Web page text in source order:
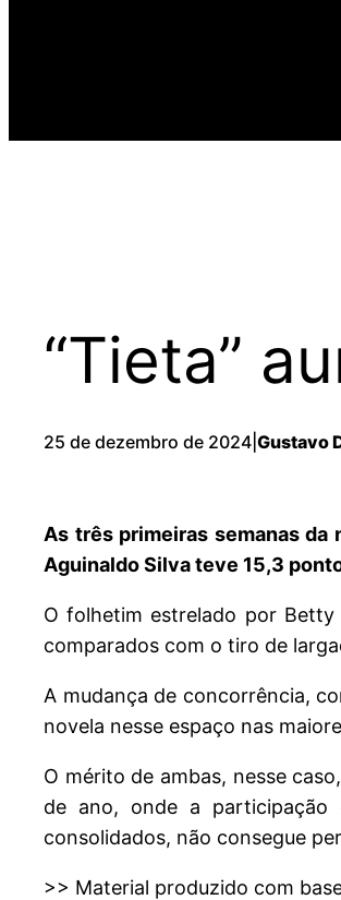
“Tieta”
25 de dezembro de 2024 Gustavo
As três primeiras semanas da
Aguinaldo Silva teve 15,3
O folhetim estrelado por Betty
comparados com o tiro de
A mudança de concorrência,
novela nesse espaço nas
O mérito de ambas, nesse
de ano, onde a participação
consolidados, não consegue
>> Material produzido com